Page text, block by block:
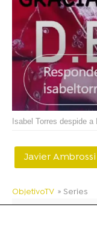
Isabel Torres despide
Javier Ambrossi
ObjetivoTV » Series